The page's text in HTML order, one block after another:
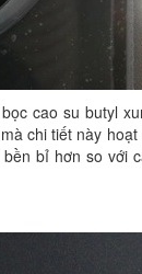
cao su butyl
chi tiết này
bỉ hơn so với